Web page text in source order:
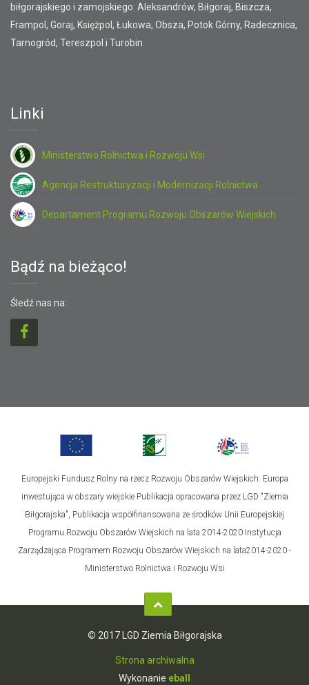
biłgorajskiego i zamojskiego: Aleksandrów, Biłgoraj, Biszcza,
Frampol, Goraj, Księżpol, Łukowa, Obsza, Potok Górny, Radecznica,
Tarnogród, Tereszpol i Turobin.
Linki
Ministerstwo Rolnictwa i Rozwoju Wsi
Agencja Restrukturyzacji i Modernizacji Rolnictwa
Departament Programu Rozwoju Obszarów Wiejskich
Bądź na bieżąco!
Śledź nas na:
Europejski Fundusz Rolny na rzecz Rozwoju Obszarów Wiejskich: Europa
inwestująca w obszary wiejskie Publikacja opracowana przez LGD "Ziemia
Biłgorajska", Publikacja współfinansowana ze środków Unii Europejskiej
Programu Rozwoju Obszarów Wiejskich na lata 2014-2020 Instytucja
Zarządzająca Programem Rozwoju Obszarów Wiejskich na lata2014-2020 -
Ministerstwo Rolnictwa i Rozwoju Wsi
© 2017 LGD Ziemia Biłgorajska
Strona archiwalna
Wykonanie eball